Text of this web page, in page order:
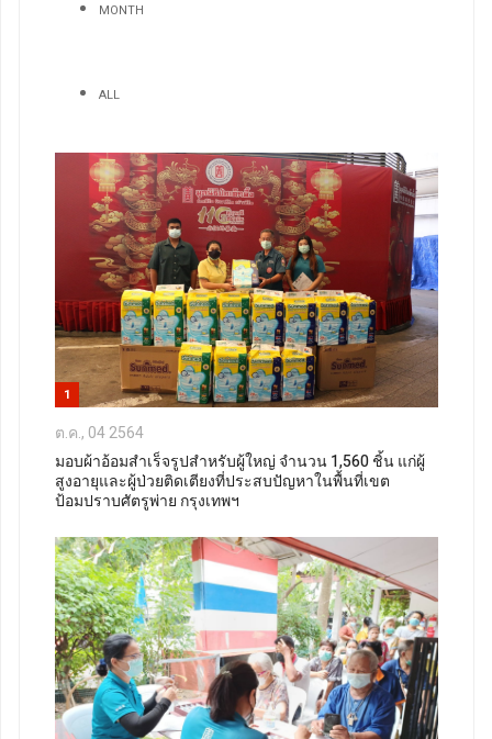
MONTH
ALL
1
ต.ค., 04 2564
มอบผ้าอ้อมสำเร็จรูปสำหรับผู้ใหญ่ จำนวน 1,560 ชิ้น แก่ผู้
สูงอายุและผู้ป่วยติดเตียงที่ประสบปัญหาในพื้นที่เขต
ป้อมปราบศัตรูพ่าย กรุงเทพฯ